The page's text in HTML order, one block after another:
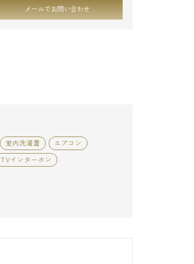
メールでお問い合わせ
室内洗濯置
エアコン
TVインターホン